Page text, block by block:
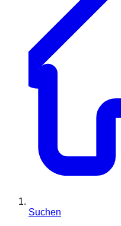
Suchen